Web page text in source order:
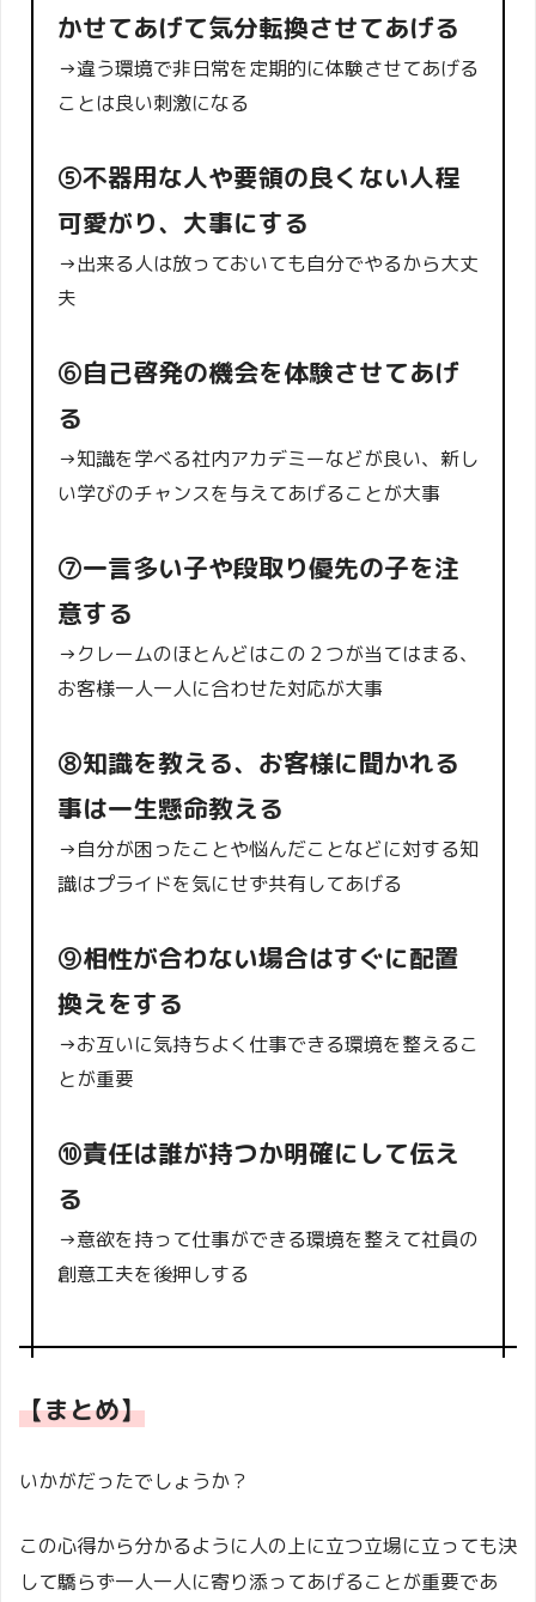
かせてあげて気分転換させてあげる
→違う環境で非日常を定期的に体験させてあげる
ことは良い刺激になる
⑤不器用な人や要領の良くない人程
可愛がり、大事にする
→出来る人は放っておいても自分でやるから大丈
夫
⑥自己啓発の機会を体験させてあげ
る
→知識を学べる社内アカデミーなどが良い、新し
い学びのチャンスを与えてあげることが大事
⑦一言多い子や段取り優先の子を注
意する
→クレームのほとんどはこの２つが当てはまる、
お客様一人一人に合わせた対応が大事
⑧知識を教える、お客様に聞かれる
事は一生懸命教える
→自分が困ったことや悩んだことなどに対する知
識はプライドを気にせず共有してあげる
⑨相性が合わない場合はすぐに配置
換えをする
→お互いに気持ちよく仕事できる環境を整えるこ
とが重要
⑩責任は誰が持つか明確にして伝え
る
→意欲を持って仕事ができる環境を整えて社員の
創意工夫を後押しする
【まとめ】
いかがだったでしょうか？
この心得から分かるように人の上に立つ立場に立っても決
して驕らず一人一人に寄り添ってあげることが重要であ